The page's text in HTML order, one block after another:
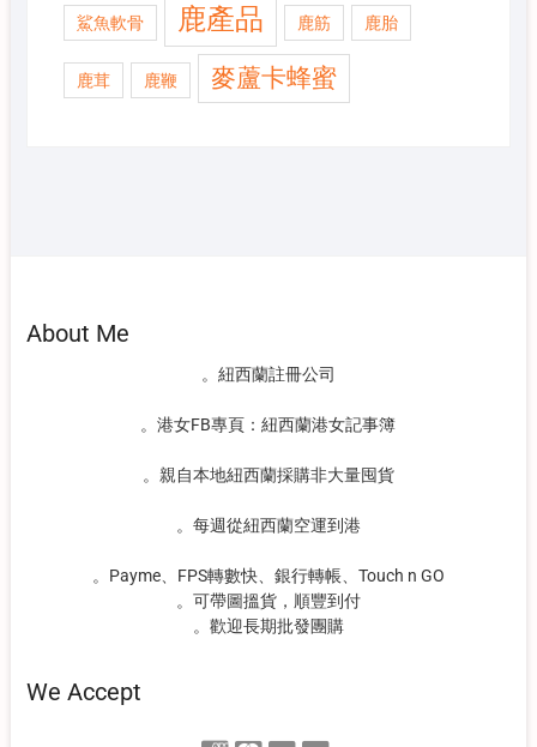
鯊魚軟骨 鹿產品 鹿筋 鹿胎
鹿茸 鹿鞭 麥蘆卡蜂蜜
About Me
。紐西蘭註冊公司
。港女FB專頁：紐西蘭港女記事簿
。親自本地紐西蘭採購非大量囤貨
。每週從紐西蘭空運到港
。Payme、FPS轉數快、銀行轉帳、Touch n GO
。可帶圖搵貨，順豐到付
。歡迎長期批發團購
We Accept